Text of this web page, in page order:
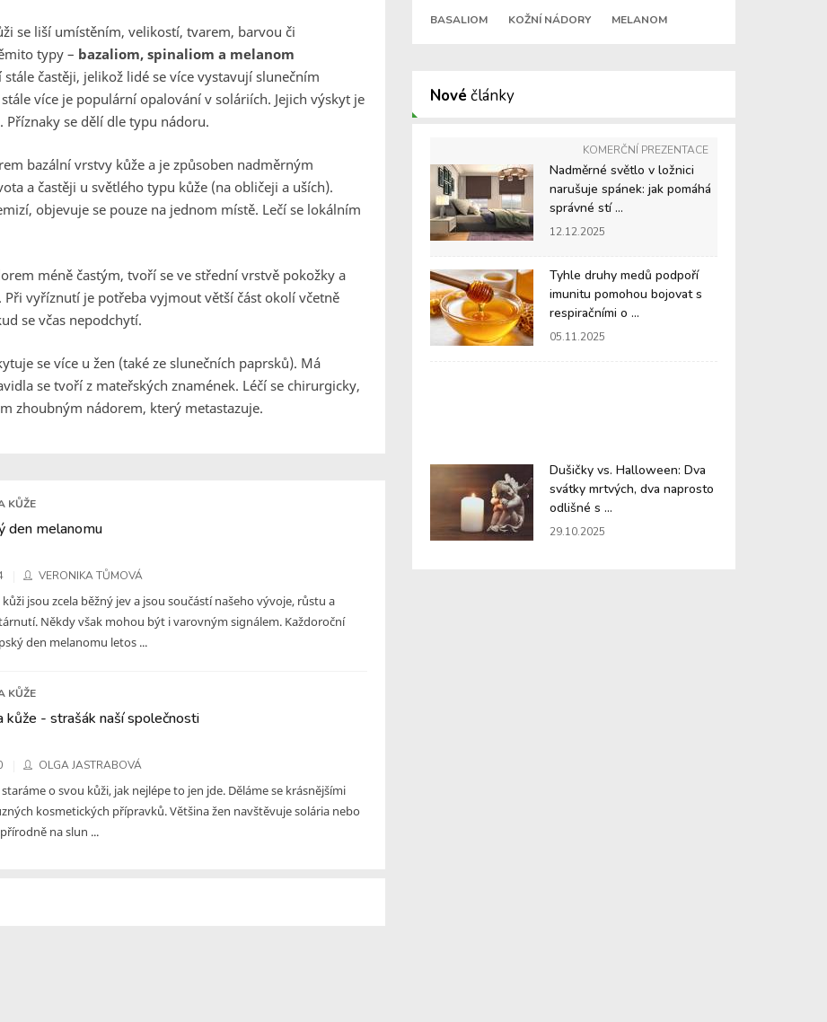
se liší umístěním, velikostí, tvarem, barvou či
typy – bazaliom, spinaliom a melanom
častěji, jelikož lidé se více vystavují slunečním
více je populární opalování v soláriích. Jejich výskyt je
se dělí dle typu nádoru.
bazální vrstvy kůže a je způsoben nadměrným
a častěji u světlého typu kůže (na obličeji a uších).
objevuje se pouze na jednom místě. Lečí se lokálním
méně častým, tvoří se ve střední vrstvě pokožky a
vyříznutí je potřeba vyjmout větší část okolí včetně
se včas nepodchytí.
se více u žen (také ze slunečních paprsků). Má
se tvoří z mateřských znamének. Léčí se chirurgicky,
zhoubným nádorem, který metastazuje.
KŮŽE
den melanomu
VERONIKA TŮMOVÁ
jsou zcela běžný jev a jsou součástí našeho vývoje, růstu a
Někdy však mohou být i varovným signálem. Každoroční
den melanomu letos ...
KŮŽE
kůže - strašák naší společnosti
OLGA JASTRABOVÁ
o svou kůži, jak nejlépe to jen jde. Děláme se krásnějšími
kosmetických přípravků. Většina žen navštěvuje solária nebo
na slun ...
BASALIOM KOŽNÍ NÁDORY MELANOM
Nové články
KOMERČNÍ PREZENTACE
Nadměrné světlo v ložnici
narušuje spánek: jak pomáhá
správné stí ...
12.12.2025
Tyhle druhy medů podpoří
imunitu pomohou bojovat s
respiračními o ...
05.11.2025
Dušičky vs. Halloween: Dva
svátky mrtvých, dva naprosto
odlišné s ...
29.10.2025